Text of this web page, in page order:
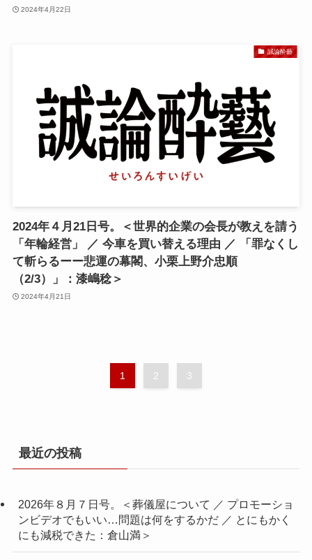
2024年4月22日
誠論酔藝
2024年４月21日号。＜世界的企業の会長が教えを請う
「年輪経営」 ／ 今車を買い替える理由 ／ 「罪なくし
て斬らるーー悲運の幕閣、小栗上野介忠順
（2/3）」：漆嶋稔＞
2024年4月21日
1 2 3
最近の投稿
2026年８月７日号。＜葬儀屋について ／ プロモーショ
ンビデオでもいい…問題は何をするかだ ／ とにもかく
にも減税できた：倉山満＞